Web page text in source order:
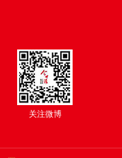
关注微博